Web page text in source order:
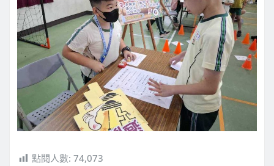
點閱人數: 74,073